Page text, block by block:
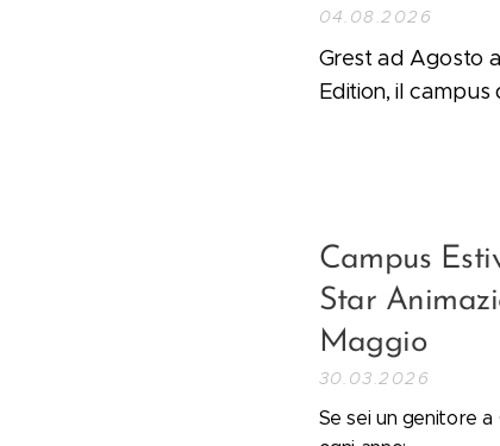
04.08.2026
Grest ad Agosto
Edition, il
Campus
Star
Maggio
30.03.2026
Se sei un genitore a